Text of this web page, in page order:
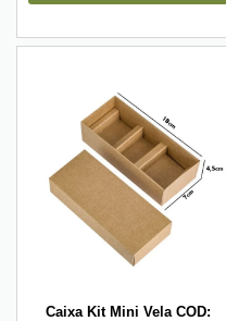
Caixa Kit Mini Vela COD: